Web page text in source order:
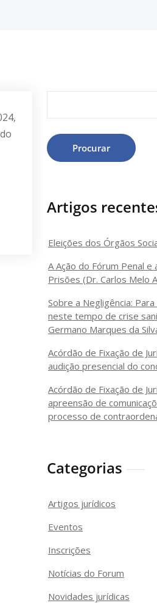
Procurar
Artigos
Eleições dos Órgãos
A Ação do Fórum Penal e
Prisões (Dr. Carlos Melo
Sobre a Negligência:
neste tempo de crise
Germano Marques da
Acórdão de Fixação de
audição presencial do
Acórdão de Fixação de
apreensão de
processo de
Categorias
Artigos jurídicos
Eventos
Inscrições
Notícias do Forum
Novidades jurídicas